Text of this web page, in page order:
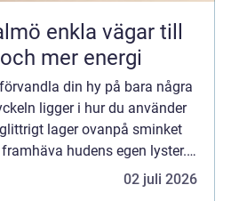
till
mer energi
din hy på bara några
ligger i hur du använder
lager ovanpå sminket
hudens egen lyster.
02 juli 2026